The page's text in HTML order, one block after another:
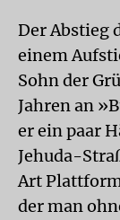
Der Abstieg
einem
Sohn der
Jahren an
er ein paar
Jehuda-
Art
der man